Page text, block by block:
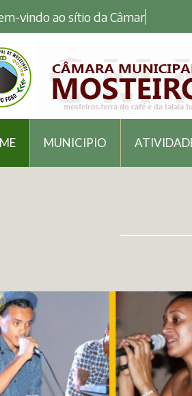
vindo ao sítio da Câmara Muni
MUNICIPIO